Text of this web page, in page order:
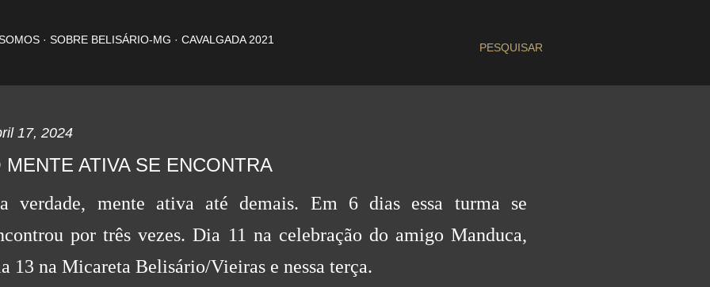
PESQUISAR
SOBRE BELISÁRIO-MG CAVALGADA 2021
17, 2024
MENTE ATIVA SE ENCONTRA
verdade, mente ativa até demais. Em 6 dias essa turma se
por três vezes. Dia 11 na celebração do amigo Manduca,
13 na Micareta Belisário/Vieiras e nessa terça.